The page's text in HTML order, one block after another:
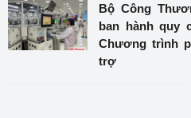
Bộ Công
ban hành quy
Chương trình
trợ